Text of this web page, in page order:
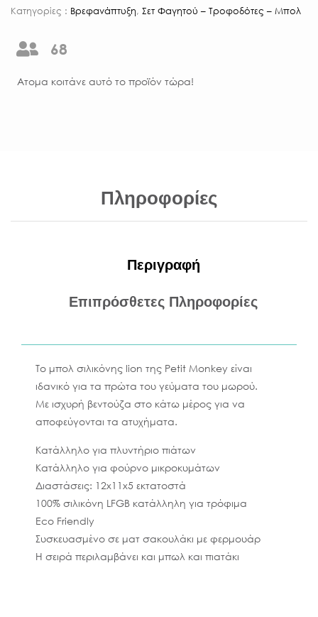
Κατηγορίες : Βρεφανάπτυξη, Σετ Φαγητού – Τροφοδότες – Μπολ
68
Aτομα κοιτάνε αυτό το προϊόν τώρα!
Πληροφορίες
Περιγραφή
Επιπρόσθετες Πληροφορίες
To μπολ σιλικόνης lion της Petit Monkey είναι
ιδανικό για τα πρώτα του γεύματα του μωρού.
Με ισχυρή βεντούζα στο κάτω μέρος για να
αποφεύγονται τα ατυχήματα.
Κατάλληλο για πλυντήριο πιάτων
Κατάλληλο για φούρνο μικροκυμάτων
Διαστάσεις: 12x11x5 εκτατοστά
100% σιλικόνη LFGB κατάλληλη για τρόφιμα
Eco Friendly
Συσκευασμένο σε ματ σακουλάκι με φερμουάρ
Η σειρά περιλαμβάνει και μπωλ και πιατάκι